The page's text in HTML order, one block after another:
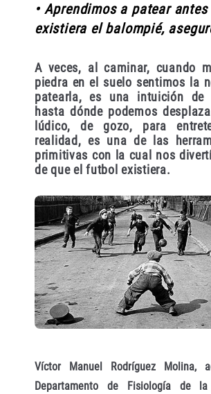
• Aprendimos a patear antes
existiera el balompié,
A veces, al caminar, cuando
piedra en el suelo sentimos la
patearla, es una intuición de
hasta dónde podemos
lúdico, de gozo, para
realidad, es una de las
primitivas con la cual nos
de que el futbol existiera.
Víctor Manuel Rodríguez Molina,
Departamento de Fisiología de